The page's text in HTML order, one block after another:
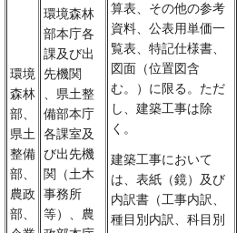
環境
森林
部、
県土
整備
部、
農政
部、
環境森林
部本庁各
課及び出
先機関
、県土整
備部本庁
各課室及
び出先機
関（土木
事務所
等）、農
算表、その他の参考
資料、公表用単価一
覧表、特記仕様書、
図面（位置図含
む。）に限る。ただ
し、建築工事は除
く。
建築工事において
は、表紙（鏡）及び
内訳書（工事内訳、
種目別内訳、科目別